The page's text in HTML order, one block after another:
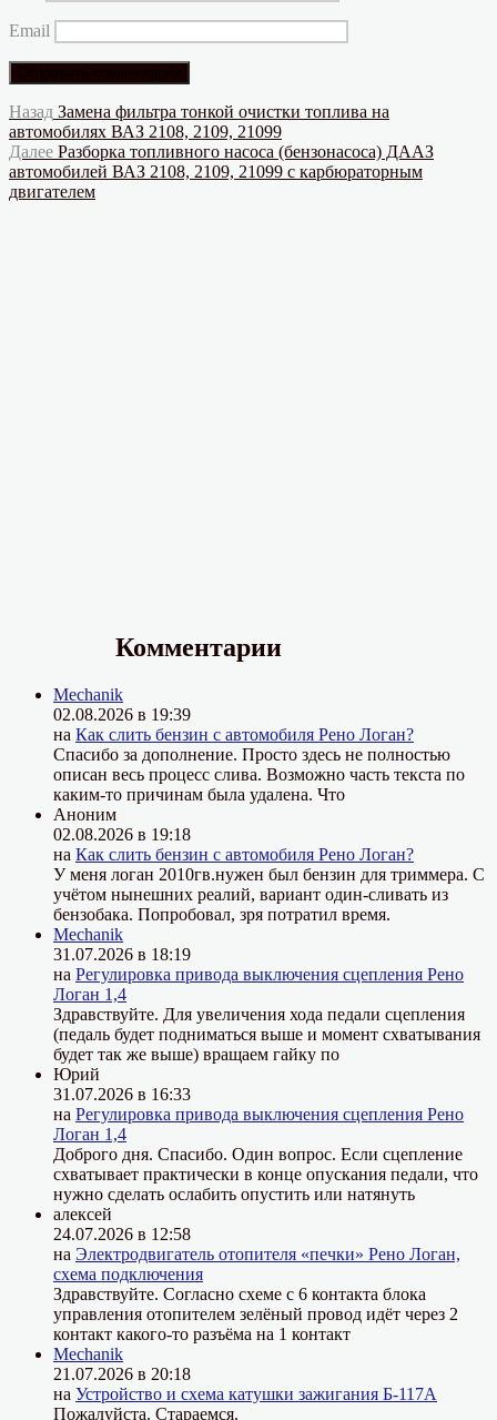
Email
Навигация
по
записям
Назад Предыдущая
запись:
Замена фильтра тонкой очистки топлива на
автомобилях ВАЗ 2108, 2109, 21099
Далее Следующая
запись:
Разборка топливного насоса (бензонасоса) ДААЗ
автомобилей ВАЗ 2108, 2109, 21099 с карбюраторным
двигателем
Комментарии
Mechanik
02.08.2026 в 19:39
на Как слить бензин с автомобиля Рено Логан?
Спасибо за дополнение. Просто здесь не полностью
описан весь процесс слива. Возможно часть текста по
каким-то причинам была удалена. Что
Аноним
02.08.2026 в 19:18
на Как слить бензин с автомобиля Рено Логан?
У меня логан 2010гв.нужен был бензин для триммера. С
учётом нынешних реалий, вариант один-сливать из
бензобака. Попробовал, зря потратил время.
Mechanik
31.07.2026 в 18:19
на Регулировка привода выключения сцепления Рено
Логан 1,4
Здравствуйте. Для увеличения хода педали сцепления
(педаль будет подниматься выше и момент схватывания
будет так же выше) вращаем гайку по
Юрий
31.07.2026 в 16:33
на Регулировка привода выключения сцепления Рено
Логан 1,4
Доброго дня. Спасибо. Один вопрос. Если сцепление
схватывает практически в конце опускания педали, что
нужно сделать ослабить опустить или натянуть
алексей
24.07.2026 в 12:58
на Электродвигатель отопителя «печки» Рено Логан,
схема подключения
Здравствуйте. Согласно схеме с 6 контакта блока
управления отопителем зелёный провод идёт через 2
контакт какого-то разъёма на 1 контакт
Mechanik
21.07.2026 в 20:18
на Устройство и схема катушки зажигания Б-117А
Пожалуйста. Стараемся.